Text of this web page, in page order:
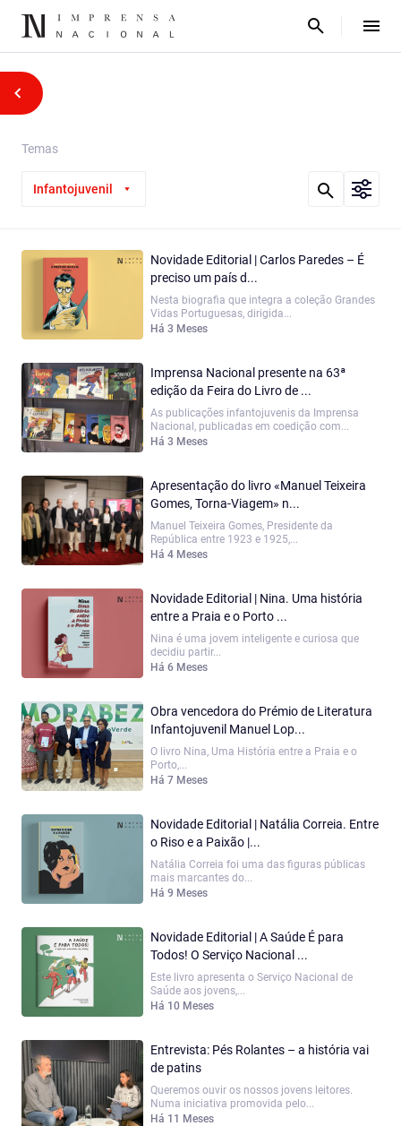
Temas
Infantojuvenil
Novidade Editorial | Carlos Paredes – É
preciso um país d...
Nesta biografia que integra a coleção Grandes
Vidas Portuguesas, dirigida...
Há 3 Meses
Imprensa Nacional presente na 63ª
edição da Feira do Livro de ...
As publicações infantojuvenis da Imprensa
Nacional, publicadas em coedição com...
Há 3 Meses
Apresentação do livro «Manuel Teixeira
Gomes, Torna-Viagem» n...
Manuel Teixeira Gomes, Presidente da
República entre 1923 e 1925,...
Há 4 Meses
Novidade Editorial | Nina. Uma história
entre a Praia e o Porto ...
Nina é uma jovem inteligente e curiosa que
decidiu partir...
Há 6 Meses
Obra vencedora do Prémio de Literatura
Infantojuvenil Manuel Lop...
O livro Nina, Uma História entre a Praia e o
Porto,...
Há 7 Meses
Novidade Editorial | Natália Correia. Entre
o Riso e a Paixão |...
Natália Correia foi uma das figuras públicas
mais marcantes do...
Há 9 Meses
Novidade Editorial | A Saúde É para
Todos! O Serviço Nacional ...
Este livro apresenta o Serviço Nacional de
Saúde aos jovens,...
Há 10 Meses
Entrevista: Pés Rolantes – a história vai
de patins
Queremos ouvir os nossos jovens leitores.
Numa iniciativa promovida pelo...
Há 11 Meses